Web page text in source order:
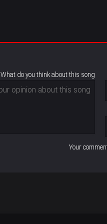
What do you think about this song
Your